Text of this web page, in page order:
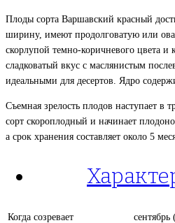
Плоды сорта Варшавский красный
ширину, имеют продолговатую или
скорлупой темно-коричневого цвета и
сладковатый вкус с маслянистым
идеальными для десертов. Ядро
Съемная зрелость плодов наступает в
сорт скороплодный и начинает
а срок хранения составляет около 5
Когда созревает
сентябрь